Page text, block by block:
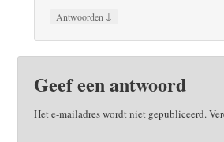
Antwoorden ↓
Geef een antwoord
Het e-mailadres wordt niet gepubliceerd.